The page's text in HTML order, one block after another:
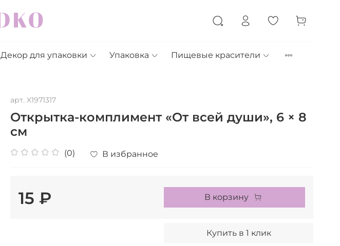
Декор для упаковки Упаковка Пищевые красители
арт. X1971317
Открытка-комплимент «От всей души», 6 × 8
см
(0) В избранное
15 ₽ В корзину
Купить в 1 клик